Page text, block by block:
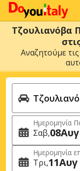
Τζουλιανόβα
Αναζητούμε
Ημερομηνία
Σαβ 08Αυγ
Ημερομηνία
Τρι 11Αυγ